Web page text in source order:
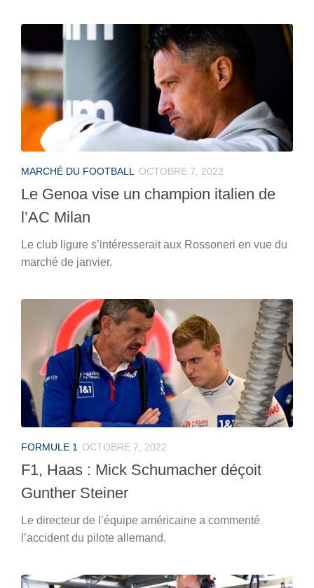
MARCHÉ DU FOOTBALL OCTOBRE 7, 2022
Le Genoa vise un champion italien de
l’AC Milan
Le club ligure s’intéresserait aux Rossoneri en vue du
marché de janvier.
FORMULE 1 OCTOBRE 7, 2022
F1, Haas : Mick Schumacher déçoit
Gunther Steiner
Le directeur de l’équipe américaine a commenté
l’accident du pilote allemand.